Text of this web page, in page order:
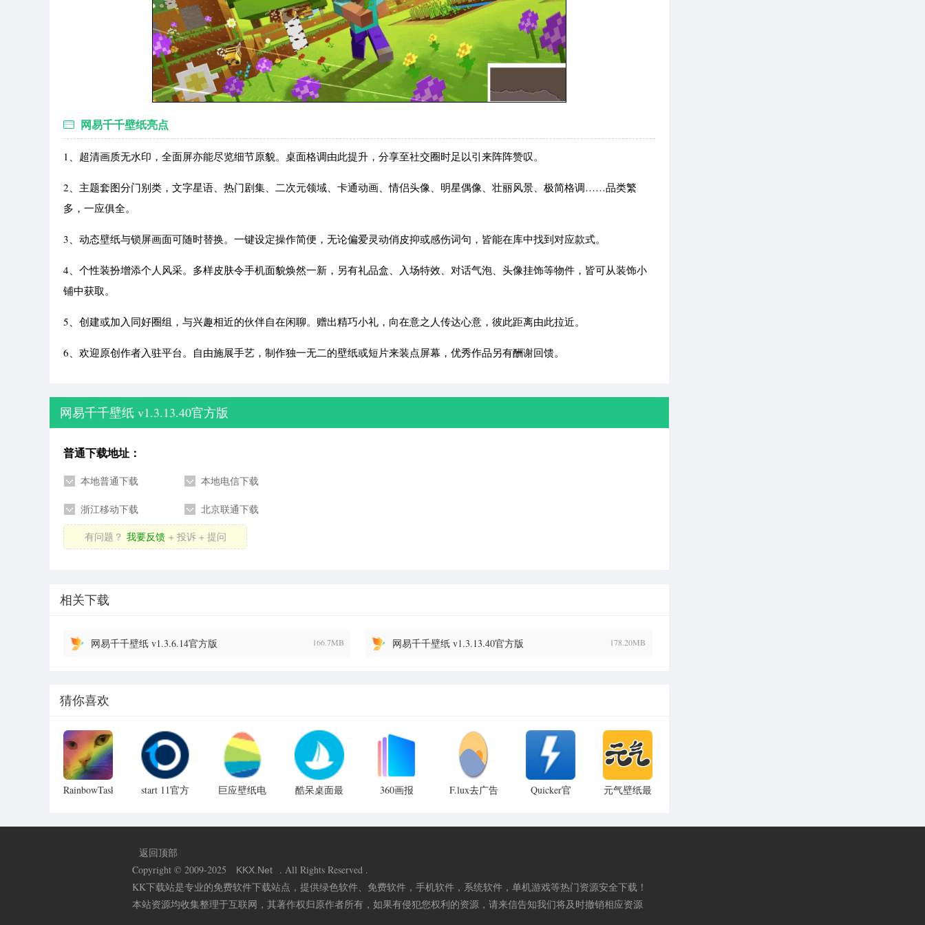
网易千千壁纸亮点
1、超清画质无水印，全面屏亦能尽览细节原貌。桌面格调由此提升，分享至社交圈时足以引来阵阵赞叹。
2、主题套图分门别类，文字星语、热门剧集、二次元领域、卡通动画、情侣头像、明星偶像、壮丽风景、极简格调……品类繁
多，一应俱全。
3、动态壁纸与锁屏画面可随时替换。一键设定操作简便，无论偏爱灵动俏皮抑或感伤词句，皆能在库中找到对应款式。
4、个性装扮增添个人风采。多样皮肤令手机面貌焕然一新，另有礼品盒、入场特效、对话气泡、头像挂饰等物件，皆可从装饰小
铺中获取。
5、创建或加入同好圈组，与兴趣相近的伙伴自在闲聊。赠出精巧小礼，向在意之人传达心意，彼此距离由此拉近。
6、欢迎原创作者入驻平台。自由施展手艺，制作独一无二的壁纸或短片来装点屏幕，优秀作品另有酬谢回馈。
网易千千壁纸 v1.3.13.40官方版
普通下载地址：
本地普通下载 本地电信下载
浙江移动下载 北京联通下载
有问题？ 我要反馈 + 投诉 + 提问
相关下载
网易千千壁纸 v1.3.6.14官方版 166.7MB 网易千千壁纸 v1.3.13.40官方版 178.20MB
猜你喜欢
RainbowTaskbar
解版 v2.3.2
start 11官方
巨应壁纸电
清版
酷呆桌面最
费版
360画报
v4.0.168.0
F.lux去广告
Quicker官
元气壁纸最
版
返回顶部
Copyright © 2009-2025
KKX .Net
. All Rights Reserved .
KK下载站是专业的免费软件下载站点，提供绿色软件、免费软件，手机软件，系统软件，单机游戏等热门资源安全下载！
本站资源均收集整理于互联网，其著作权归原作者所有，如果有侵犯您权利的资源，请来信告知我们将及时撤销相应资源